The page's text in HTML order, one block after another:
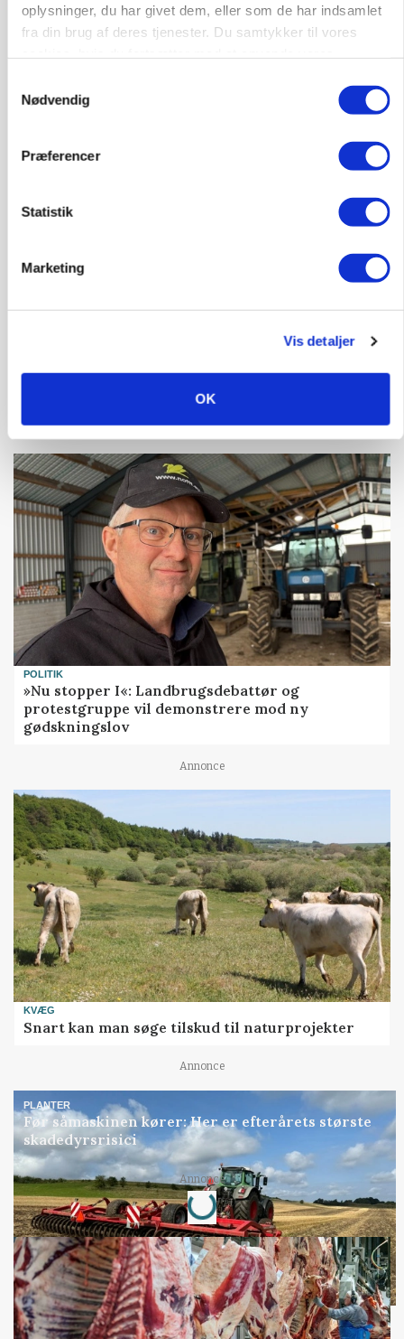
oplysninger, du har givet dem, eller som de har indsamlet
fra din brug af deres tjenester. Du samtykker til vores
Nødvendig
Præferencer
Statistik
Marketing
Vis detaljer
OK
MARKEDSFOKUS
Prisgab på 20 kroner pr. kg vokser: Polsk kylling
presser markedet
Rådgiver om DB-Tjek: Små justeringer kan give
Loading...
POLITIK
»Nu stopper I«: Landbrugsdebattør og
protestgruppe vil demonstrere mod ny
gødskningslov
Annonce
KVÆG
Snart kan man søge tilskud til naturprojekter
Annonce
PLANTER
Før såmaskinen kører: Her er efterårets største
skadedyrsrisici
Annonce
Loading...